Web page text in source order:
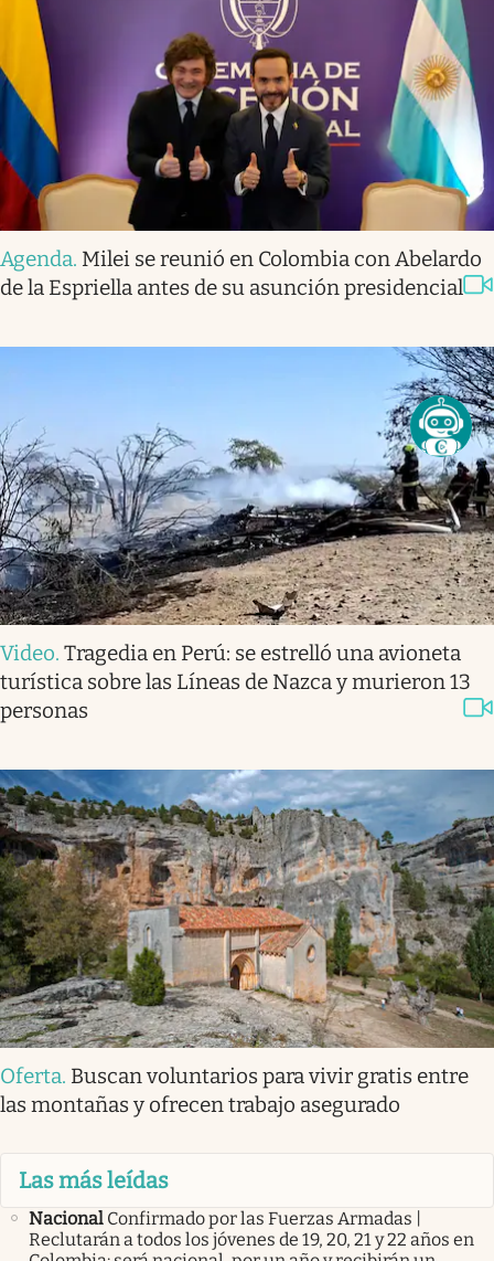
Agenda. Milei se reunió en Colombia con Abelardo
de la Espriella antes de su asunción presidencial
Video. Tragedia en Perú: se estrelló una avioneta
turística sobre las Líneas de Nazca y murieron 13
personas
Oferta. Buscan voluntarios para vivir gratis entre
las montañas y ofrecen trabajo asegurado
Las más leídas
Nacional Confirmado por las Fuerzas Armadas |
Reclutarán a todos los jóvenes de 19, 20, 21 y 22 años en